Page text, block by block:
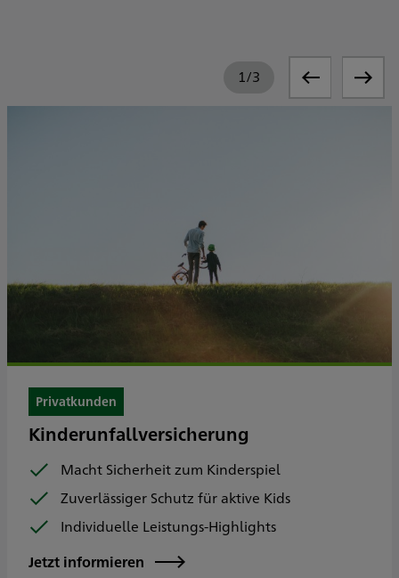
1/3
Privatkunden
Kinderunfallversicherung
Macht Sicherheit zum Kinderspiel
Zuverlässiger Schutz für aktive Kids
Individuelle Leistungs-Highlights
Jetzt informieren